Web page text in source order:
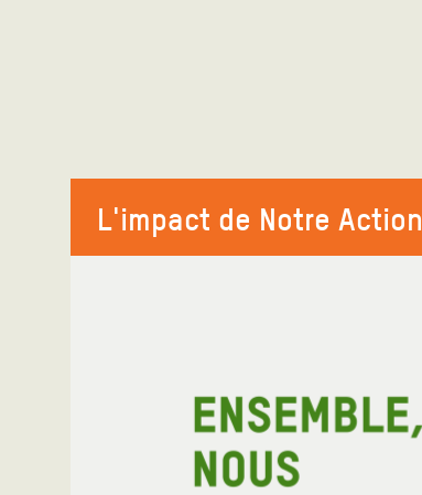
L'impact de Notre Action